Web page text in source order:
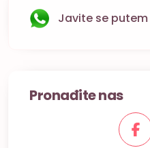
Javite se
Pronađite nas